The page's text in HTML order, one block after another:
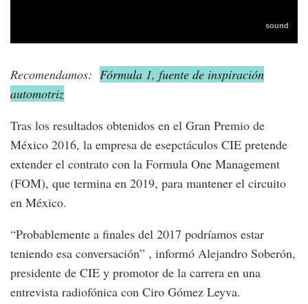
Recomendamos: Fórmula 1, fuente de inspiración
automotriz
Tras los resultados obtenidos en el Gran Premio de
México 2016, la empresa de esepctáculos CIE pretende
extender el contrato con la Formula One Management
(FOM), que termina en 2019, para mantener el circuito
en México.
“Probablemente a finales del 2017 podríamos estar
teniendo esa conversación” , informó Alejandro Soberón,
presidente de CIE y promotor de la carrera en una
entrevista radiofónica con Ciro Gómez Leyva.